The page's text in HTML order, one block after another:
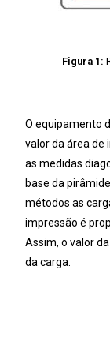
Figura 1:
O equipamento
valor da área de
as medidas
base da
métodos as
impressão é
Assim, o valor
da carga.